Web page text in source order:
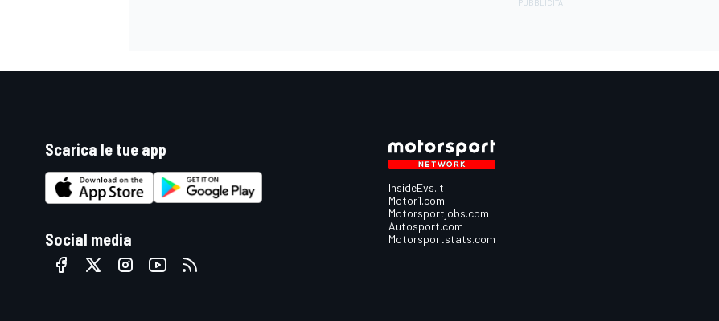
ENDURANCE/GT
Scarica le tue app
Social media
InsideEvs.it
Motor1.com
Motorsportjobs.com
Autosport.com
Motorsportstats.com